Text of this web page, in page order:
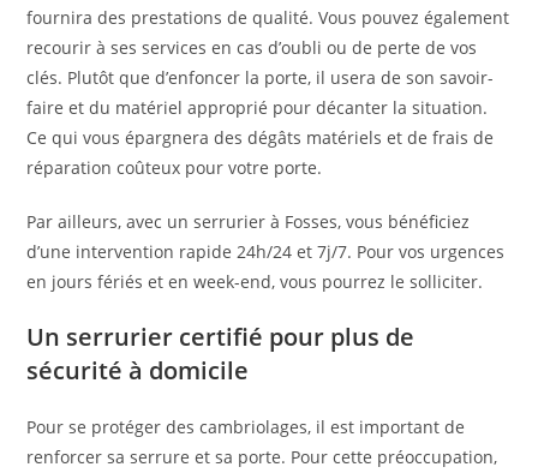
fournira des prestations de qualité. Vous pouvez également
recourir à ses services en cas d’oubli ou de perte de vos
clés. Plutôt que d’enfoncer la porte, il usera de son savoir-
faire et du matériel approprié pour décanter la situation.
Ce qui vous épargnera des dégâts matériels et de frais de
réparation coûteux pour votre porte.
Par ailleurs, avec un serrurier à Fosses, vous bénéficiez
d’une intervention rapide 24h/24 et 7j/7. Pour vos urgences
en jours fériés et en week-end, vous pourrez le solliciter.
Un serrurier certifié pour plus de
sécurité à domicile
Pour se protéger des cambriolages, il est important de
renforcer sa serrure et sa porte. Pour cette préoccupation,